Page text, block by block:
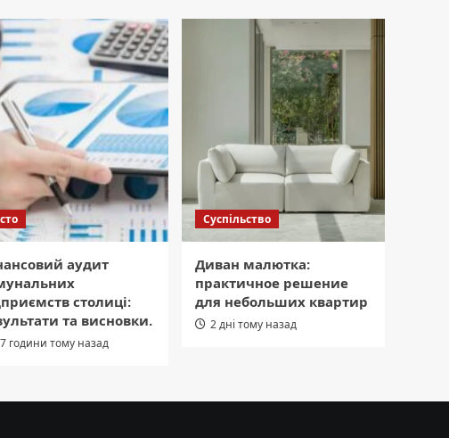
аудит
столиці:
та висновки.
години тому назад
Суспільство
Диван малютка:
практичное решение
для небольших квартир
2 дні тому назад